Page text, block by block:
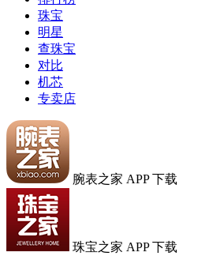
珠宝
明星
查珠宝
对比
机芯
专卖店
腕表之家 APP 下载
珠宝之家 APP 下载